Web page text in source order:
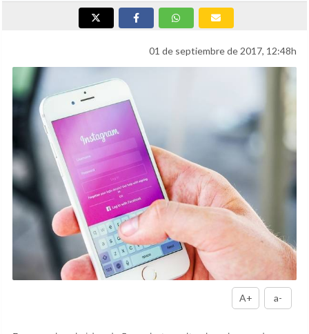
01 de septiembre de 2017, 12:48h
A+ a-